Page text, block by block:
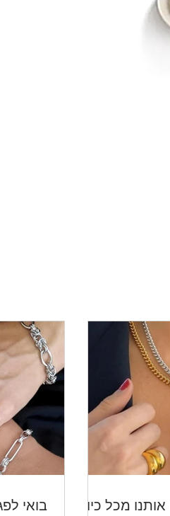
מכל כיוון -
בואי